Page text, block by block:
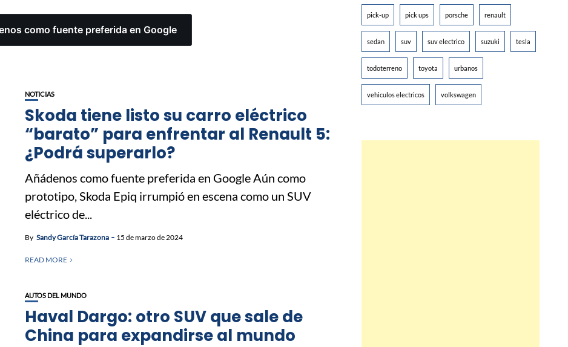
como fuente preferida en Google
NOTICIAS
Skoda tiene listo su carro eléctrico
“barato” para enfrentar al Renault 5:
¿Podrá superarlo?
Añádenos como fuente preferida en Google Aún como
prototipo, Skoda Epiq irrumpió en escena como un SUV
eléctrico de...
By Sandy García Tarazona 15 de marzo de 2024
READ MORE
AUTOS DEL MUNDO
Haval Dargo: otro SUV que sale de
China para expandirse al mundo
pick-up pick ups porsche renault
sedan suv suv electrico suzuki tesla
todoterreno toyota urbanos
vehiculos electricos volkswagen